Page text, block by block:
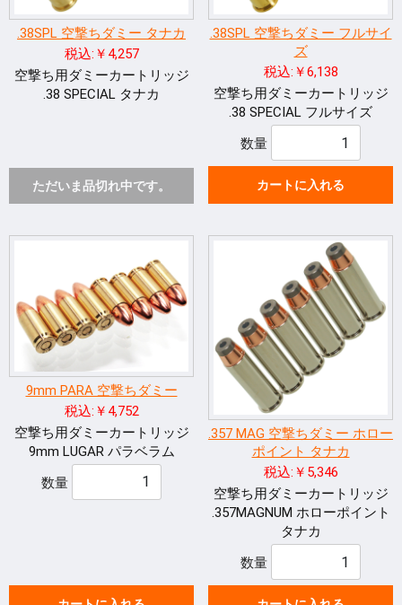
.38SPL 空撃ちダミー タナカ
税込:￥4,257
空撃ち用ダミーカートリッジ
.38 SPECIAL タナカ
ただいま品切れ中です。
.38SPL 空撃ちダミー フルサイ
ズ
税込:￥6,138
空撃ち用ダミーカートリッジ
.38 SPECIAL フルサイズ
数量
カートに入れる
9mm PARA 空撃ちダミー
税込:￥4,752
空撃ち用ダミーカートリッジ
9mm LUGAR パラベラム
数量
.357 MAG 空撃ちダミー ホロー
ポイント タナカ
税込:￥5,346
空撃ち用ダミーカートリッジ
.357MAGNUM ホローポイント
タナカ
数量